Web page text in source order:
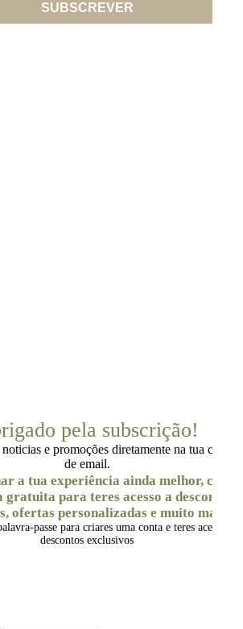
SUBSCREVER
pela subscrição!
e promoções diretamente na tua caixa
de email.
a tua experiência ainda melhor, cria
gratuita para teres acesso a descontos
ofertas personalizadas e muito mais.
passe para criares uma conta e teres acesso a
descontos exclusivos